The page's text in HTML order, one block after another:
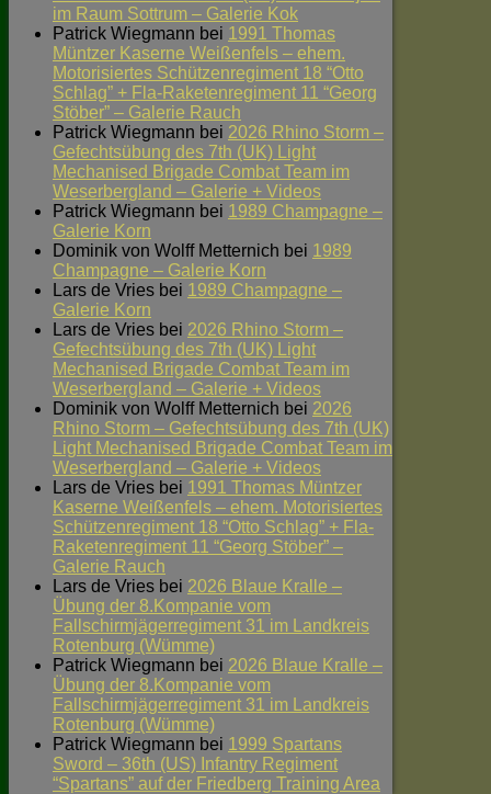
im Raum Sottrum – Galerie Kok
Patrick Wiegmann bei 1991 Thomas
Müntzer Kaserne Weißenfels – ehem.
Motorisiertes Schützenregiment 18 “Otto
Schlag” + Fla-Raketenregiment 11 “Georg
Stöber” – Galerie Rauch
Patrick Wiegmann bei 2026 Rhino Storm –
Gefechtsübung des 7th (UK) Light
Mechanised Brigade Combat Team im
Weserbergland – Galerie + Videos
Patrick Wiegmann bei 1989 Champagne –
Galerie Korn
Dominik von Wolff Metternich bei 1989
Champagne – Galerie Korn
Lars de Vries bei 1989 Champagne –
Galerie Korn
Lars de Vries bei 2026 Rhino Storm –
Gefechtsübung des 7th (UK) Light
Mechanised Brigade Combat Team im
Weserbergland – Galerie + Videos
Dominik von Wolff Metternich bei 2026
Rhino Storm – Gefechtsübung des 7th (UK)
Light Mechanised Brigade Combat Team im
Weserbergland – Galerie + Videos
Lars de Vries bei 1991 Thomas Müntzer
Kaserne Weißenfels – ehem. Motorisiertes
Schützenregiment 18 “Otto Schlag” + Fla-
Raketenregiment 11 “Georg Stöber” –
Galerie Rauch
Lars de Vries bei 2026 Blaue Kralle –
Übung der 8.Kompanie vom
Fallschirmjägerregiment 31 im Landkreis
Rotenburg (Wümme)
Patrick Wiegmann bei 2026 Blaue Kralle –
Übung der 8.Kompanie vom
Fallschirmjägerregiment 31 im Landkreis
Rotenburg (Wümme)
Patrick Wiegmann bei 1999 Spartans
Sword – 36th (US) Infantry Regiment
“Spartans” auf der Friedberg Training Area